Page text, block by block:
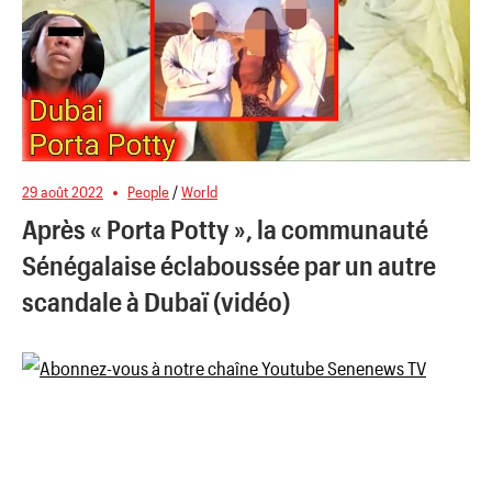
29 août 2022 People /World
Après « Porta Potty », la communauté
Sénégalaise éclaboussée par un autre
scandale à Dubaï (vidéo)